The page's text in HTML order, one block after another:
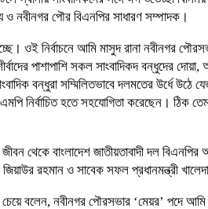
ও নবীনগর পৌর বিএনপির সাধারণ সম্পাদক।
ওই নির্বাচনে আমি মাসুদ রানা নবীনগর
পাশাপাশি সকল সাংবাদিকদ বন্ধুদের দোয়া,
বন্ধুরা সম্মিলিতভাবে দলমতের উর্ধে
এমপি নির্বাচিত হতে সহযোগিতা করেছেন।
থেকে বাংলাদেশ জাতীয়তাবাদী দল বিএনপির
রহমান ও সাবেক সফল প্রধানমন্ত্রী
বলেন, নবীনগর পৌরসভার ‘মেয়র’ পদে